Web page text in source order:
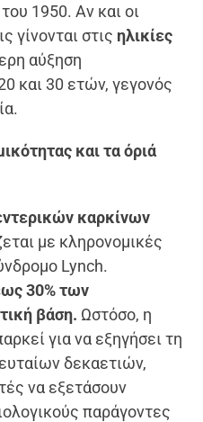
1950. Αν και οι
γίνονται στις ηλικίες
αύξηση
και 30 ετών, γεγονός
και τα όριά
καρκίνων
με κληρονομικές
Lynch.
30% των
βάση. Ωστόσο, η
για να εξηγήσει τη
δεκαετιών,
να εξετάσουν
παράγοντες